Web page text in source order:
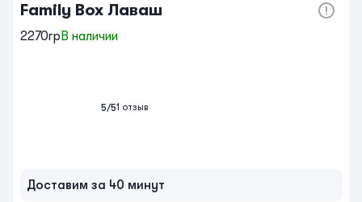
Family Box Лаваш
2270гр В наличии
5/51 отзыв
Доставим за 40 минут